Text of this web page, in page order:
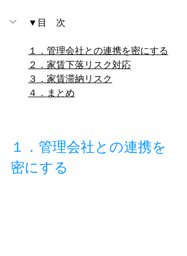
▼目　次
１．管理会社との連携を密にする
２．家賃下落リスク対応
３．家賃滞納リスク
４．まとめ
１．管理会社との連携を
密にする